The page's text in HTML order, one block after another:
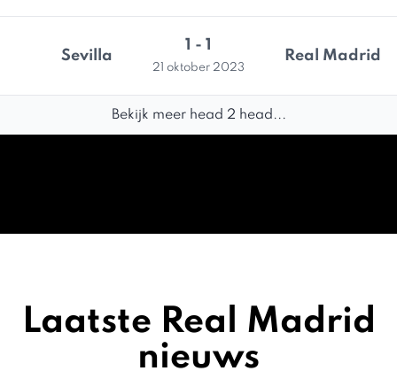
Sevilla
1 - 1
21 oktober 2023
Real Madrid
Bekijk meer head 2 head...
Laatste Real Madrid
nieuws